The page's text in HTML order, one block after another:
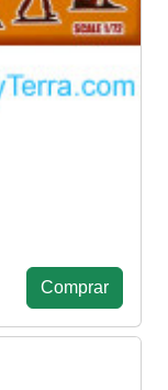
Сomprar